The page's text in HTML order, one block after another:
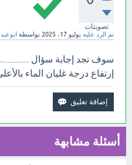
تصويتات
تم الرد عليه يوليو 17، 2025 بواسطة
سوف تجد إجابة سؤال
إرتفاع درجة غليان الماء
أسئلة مشابهة